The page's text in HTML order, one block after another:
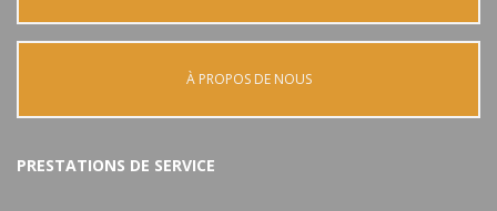
À PROPOS DE NOUS
PRESTATIONS DE SERVICE